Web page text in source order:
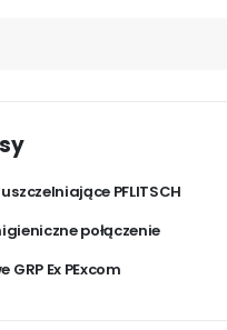
PFLITSCH
połączenie
Ex PExcom